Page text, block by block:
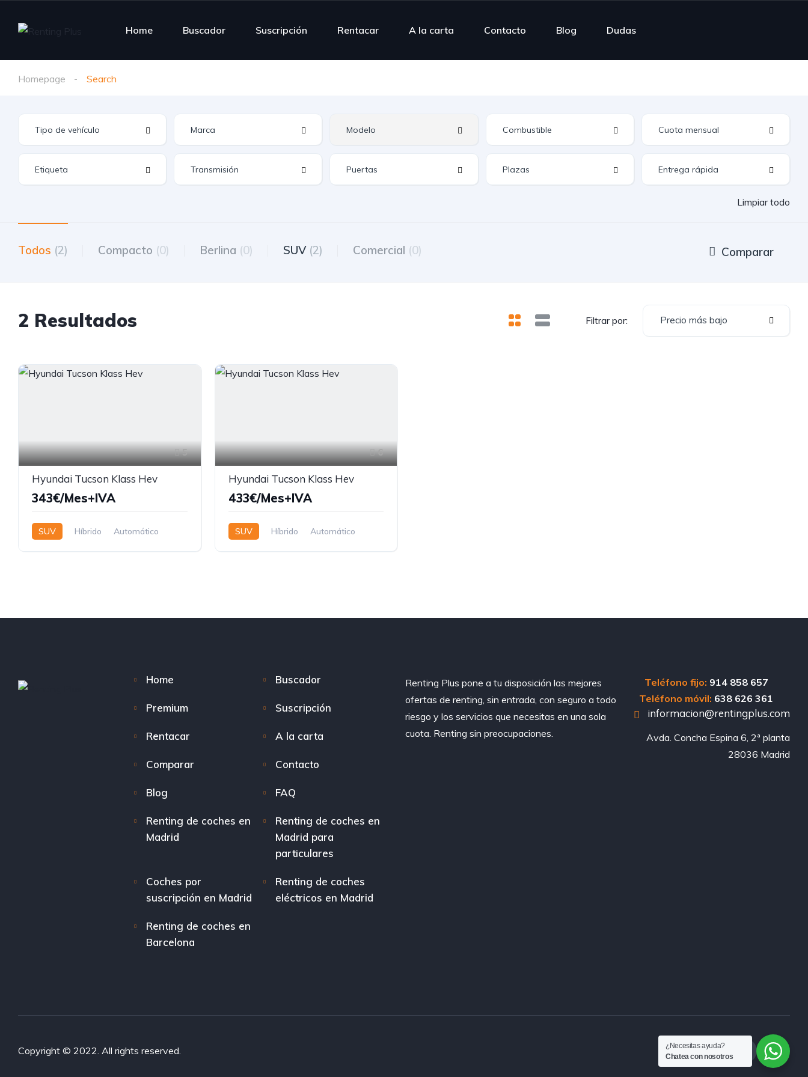
Home Buscador Suscripción Rentacar A la carta Contacto Blog Dudas
Homepage Search
Limpiar todo
Todos (2) Compacto (0) Berlina (0) SUV (2) Comercial (0) Comparar
2 Resultados Filtrar por: Precio más bajo
5
Hyundai Tucson Klass Hev
343€/Mes+IVA
SUV Híbrido Automático
6
Hyundai Tucson Klass Hev
433€/Mes+IVA
SUV Híbrido Automático
Home Buscador
Premium Suscripción
Rentacar A la carta
Comparar Contacto
Blog FAQ
Renting de coches en
Madrid
Renting de coches en
Madrid para
particulares
Coches por
suscripción en Madrid
Renting de coches
eléctricos en Madrid
Renting de coches en
Barcelona
Renting Plus pone a tu disposición las mejores
ofertas de renting, sin entrada, con seguro a todo
riesgo y los servicios que necesitas en una sola
cuota. Renting sin preocupaciones.
Teléfono fijo: 914 858 657
Teléfono móvil: 638 626 361
informacion@rentingplus.com
Avda. Concha Espina 6, 2ª planta
28036 Madrid
Copyright © 2022. All rights reserved.
¿Necesitas ayuda?
Chatea con nosotros